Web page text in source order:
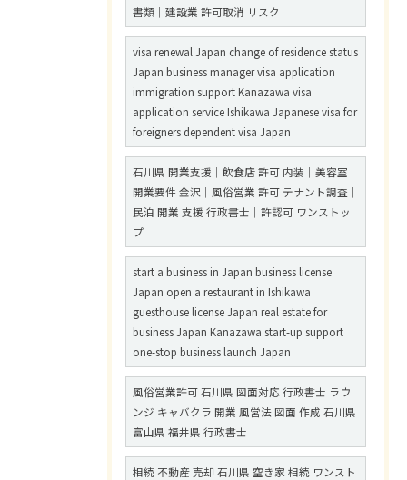
書類｜建設業 許可取消 リスク
visa renewal Japan change of residence status
Japan business manager visa application
immigration support Kanazawa visa
application service Ishikawa Japanese visa for
foreigners dependent visa Japan
石川県 開業支援｜飲食店 許可 内装｜美容室
開業要件 金沢｜風俗営業 許可 テナント調査｜
民泊 開業 支援 行政書士｜許認可 ワンストッ
プ
start a business in Japan business license
Japan open a restaurant in Ishikawa
guesthouse license Japan real estate for
business Japan Kanazawa start-up support
one-stop business launch Japan
風俗営業許可 石川県 図面対応 行政書士 ラウ
ンジ キャバクラ 開業 風営法 図面 作成 石川県
富山県 福井県 行政書士
相続 不動産 売却 石川県 空き家 相続 ワンスト